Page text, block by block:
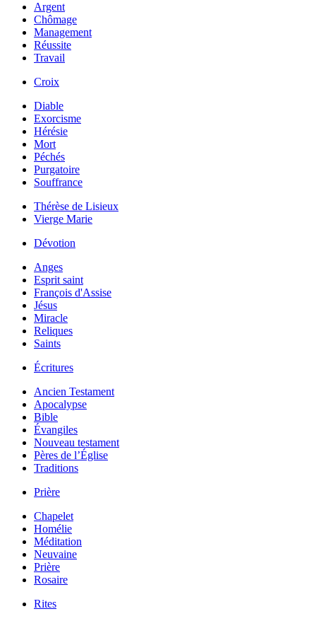
Argent
Chômage
Management
Réussite
Travail
Croix
Diable
Exorcisme
Hérésie
Mort
Péchés
Purgatoire
Souffrance
Thérèse de Lisieux
Vierge Marie
Dévotion
Anges
Esprit saint
François d'Assise
Jésus
Miracle
Reliques
Saints
Écritures
Ancien Testament
Apocalypse
Bible
Évangiles
Nouveau testament
Pères de l’Église
Traditions
Prière
Chapelet
Homélie
Méditation
Neuvaine
Prière
Rosaire
Rites